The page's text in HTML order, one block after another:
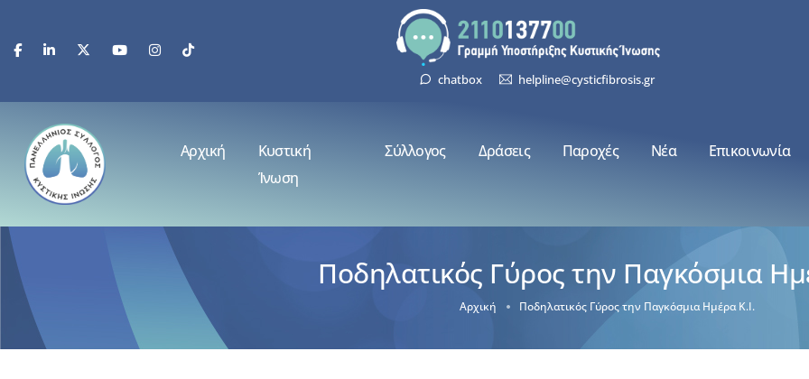
chatbox helpline@cysticfibrosis.gr
Αρχική
Κυστική
Ίνωση
Σύλλογος Δράσεις Παροχές Νέα Επικοινωνία
Ποδηλατικός Γύρος την Παγκόσμια
Αρχική Ποδηλατικός Γύρος την Παγκόσμια Ημέρα Κ.Ι.